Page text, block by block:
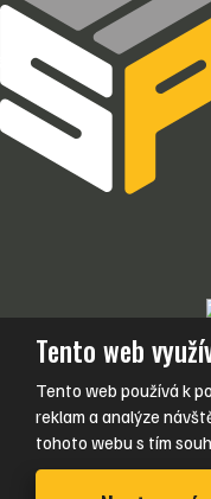
Podmínky použití
Tento web
Tento web používá k
reklam a analýze
tohoto webu s tím